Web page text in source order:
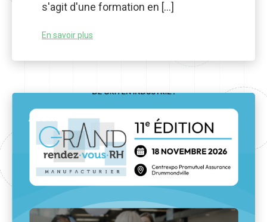
s'agit d'une formation en […]
En savoir plus
Activité